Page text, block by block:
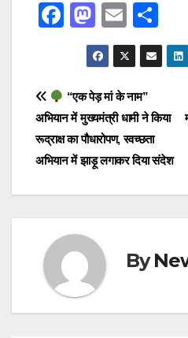
F
e
b
o
o
k
M
a
st
o
d
o
n
E
m
ail
h
ar
Post
navigation
“एक पेड़ मां के नाम”
अभियान में मुख्यमंत्री धामी ने किया
रूद्राक्ष का पौधारोपण, स्वच्छता
अभियान में झाड़ू लगाकर दिया संदेश
By